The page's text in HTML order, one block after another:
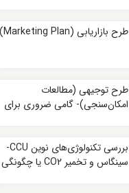
طرح بازاریابی (Marketing Plan)
طرح توجیهی (مطالعات
امکان‌سنجی)- گامی ضروری برای
بررسی تکنولوژی‌های نوین CCU-
سینگاس و تخمیر CO2 یا چگونگی